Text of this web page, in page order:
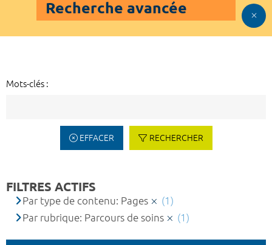
Recherche avancée
Mots-clés :
EFFACER RECHERCHER
FILTRES ACTIFS
Par type de contenu: Pages
(1)
Par rubrique: Parcours de soins
(1)